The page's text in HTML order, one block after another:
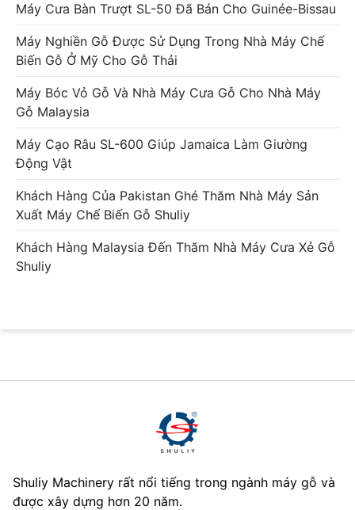
Máy Cưa Bàn Trượt SL-50 Đã Bán Cho Guinée-Bissau
Máy Nghiền Gỗ Được Sử Dụng Trong Nhà Máy Chế
Biến Gỗ Ở Mỹ Cho Gỗ Thải
Máy Bóc Vỏ Gỗ Và Nhà Máy Cưa Gỗ Cho Nhà Máy
Gỗ Malaysia
Máy Cạo Râu SL-600 Giúp Jamaica Làm Giường
Động Vật
Khách Hàng Của Pakistan Ghé Thăm Nhà Máy Sản
Xuất Máy Chế Biến Gỗ Shuliy
Khách Hàng Malaysia Đến Thăm Nhà Máy Cưa Xẻ Gỗ
Shuliy
Shuliy Machinery rất nổi tiếng trong ngành máy gỗ và
được xây dựng hơn 20 năm.